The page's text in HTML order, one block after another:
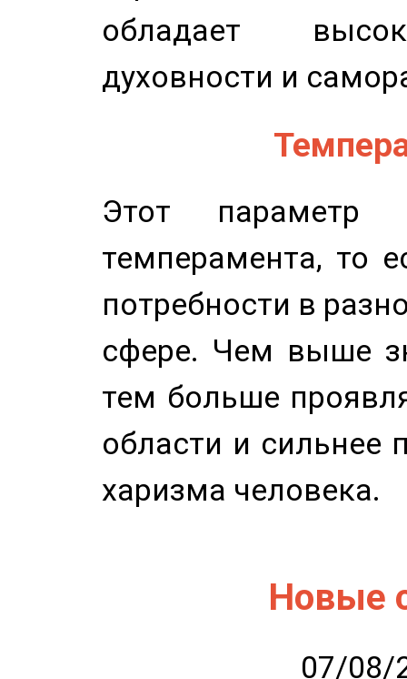
обладает
духовности и
Этот параметр
темперамента, то
потребности в
сфере. Чем выше
тем больше
области и сильнее
харизма человека.
Новые
07/08/